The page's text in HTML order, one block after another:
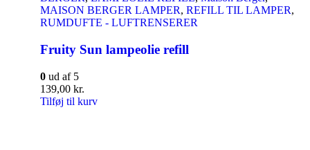
MAISON BERGER LAMPER, REFILL TIL LAMPER,
RUMDUFTE - LUFTRENSERER
Fruity Sun lampeolie refill
0 ud af 5
139,00 kr.
Tilføj til kurv